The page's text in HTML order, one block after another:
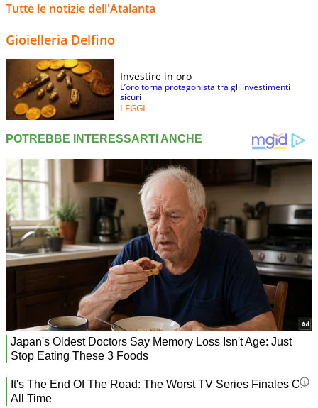
Tutte le notizie dell'Atalanta
Gioielleria Delfino
Investire in oro
L’oro torna protagonista tra gli investimenti
sicuri
LEGGI